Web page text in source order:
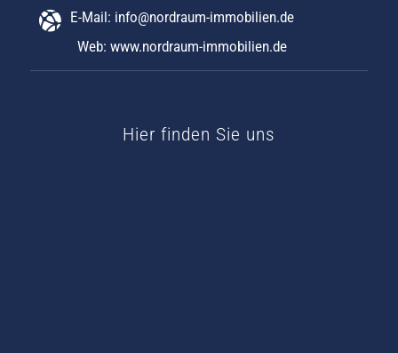
E-Mail: info@nordraum-immobilien.de
Web: www.nordraum-immobilien.de
Hier finden Sie uns